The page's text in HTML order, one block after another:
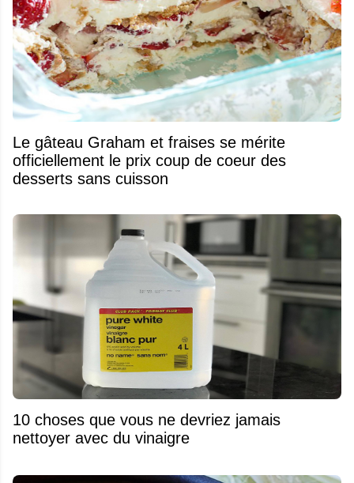
Le gâteau Graham et fraises se mérite
officiellement le prix coup de coeur des
desserts sans cuisson
10 choses que vous ne devriez jamais
nettoyer avec du vinaigre